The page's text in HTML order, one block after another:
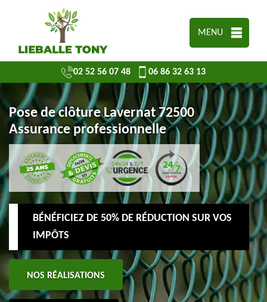
MENU
02 52 56 07 48 06 86 32 63 13
Pose de clôture Lavernat 72500
Assurance professionnelle
BÉNÉFICIEZ DE 50% DE RÉDUCTION SUR VOS
IMPÔTS
NOS RÉALISATIONS